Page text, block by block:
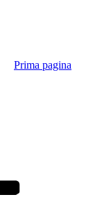
Prima pagina